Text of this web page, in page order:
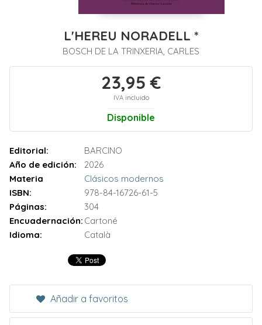
L'HEREU NORADELL *
BOSCH DE LA TRINXERIA, CARLES
23,95 €
IVA incluido
Disponible
Editorial:
BARCINO
Año de edición:
2026
Materia
Clásicos modernos
ISBN:
978-84-16726-61-5
Páginas:
304
Encuadernación: Cartoné
Idioma:
Català
Añadir a favoritos